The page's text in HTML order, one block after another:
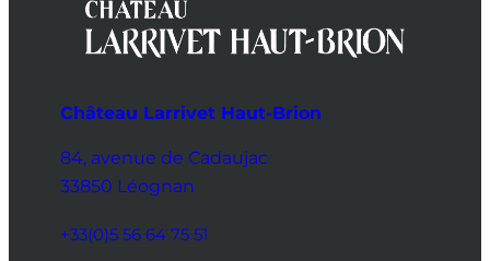
Château Larrivet Haut-Brion
84, avenue de Cadaujac
33850 Léognan
+33(0)5 56 64 75 51